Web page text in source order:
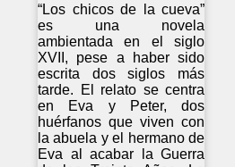
“Los chicos de la cueva”
es una novela
ambientada en el siglo
XVII, pese a haber sido
escrita dos siglos más
tarde. El relato se centra
en Eva y Peter, dos
huérfanos que viven con
la abuela y el hermano de
Eva al acabar la Guerra